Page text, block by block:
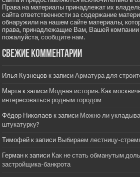
Права на материалы принадлежат их
сайта ответственности за содержание
обнаружили на нашем сайте материалы,
права, принадлежащие Вам, Вашей компании
пожалуйста,сообщите нам.
Свежие комментарии
Илья Кузнецов к записиАрматура для
Мартак записи Модная история. Как
интересоваться родным городом
Фёдор Николаев к записи Можно ли
штукатурку?
Тимофей к записи Выбираем лестницу-
Герман к записи Как не стать обманутым
застройщика-банкрота